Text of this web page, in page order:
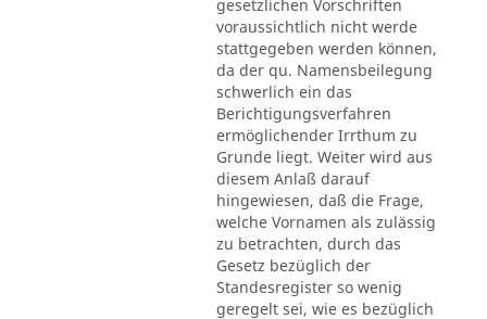
gesetzlichen Vorschriften
voraussichtlich nicht werde
stattgegeben werden können,
da der qu. Namensbeilegung
schwerlich ein das
Berichtigungsverfahren
ermöglichender Irrthum zu
Grunde liegt. Weiter wird aus
diesem Anlaß darauf
hingewiesen, daß die Frage,
welche Vornamen als zulässig
zu betrachten, durch das
Gesetz bezüglich der
Standesregister so wenig
geregelt sei, wie es bezüglich